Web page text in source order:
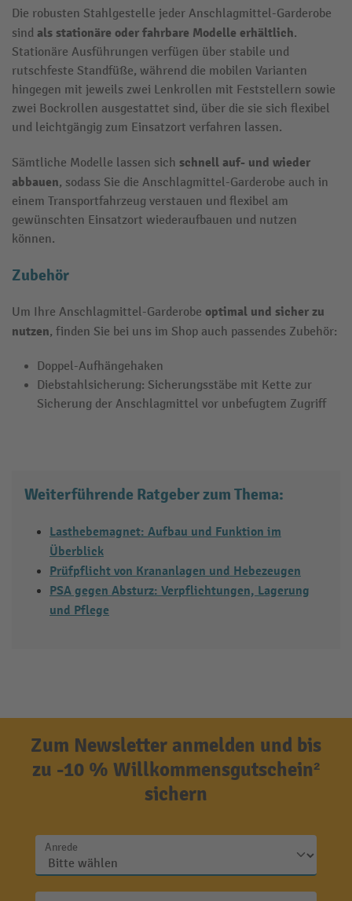
Die robusten Stahlgestelle jeder Anschlagmittel-Garderobe
sind als stationäre oder fahrbare Modelle erhältlich.
Stationäre Ausführungen verfügen über stabile und
rutschfeste Standfüße, während die mobilen Varianten
hingegen mit jeweils zwei Lenkrollen mit Feststellern sowie
zwei Bockrollen ausgestattet sind, über die sie sich flexibel
und leichtgängig zum Einsatzort verfahren lassen.
Sämtliche Modelle lassen sich schnell auf- und wieder
abbauen, sodass Sie die Anschlagmittel-Garderobe auch in
einem Transportfahrzeug verstauen und flexibel am
gewünschten Einsatzort wiederaufbauen und nutzen
können.
Zubehör
Um Ihre Anschlagmittel-Garderobe optimal und sicher zu
nutzen, finden Sie bei uns im Shop auch passendes Zubehör:
Doppel-Aufhängehaken
Diebstahlsicherung: Sicherungsstäbe mit Kette zur
Sicherung der Anschlagmittel vor unbefugtem Zugriff
Weiterführende Ratgeber zum Thema:
Lasthebemagnet: Aufbau und Funktion im
Überblick
Prüfpflicht von Krananlagen und Hebezeugen
PSA gegen Absturz: Verpflichtungen, Lagerung
und Pflege
Zum Newsletter anmelden und bis
zu -10 % Willkommensgutschein²
sichern
Anrede